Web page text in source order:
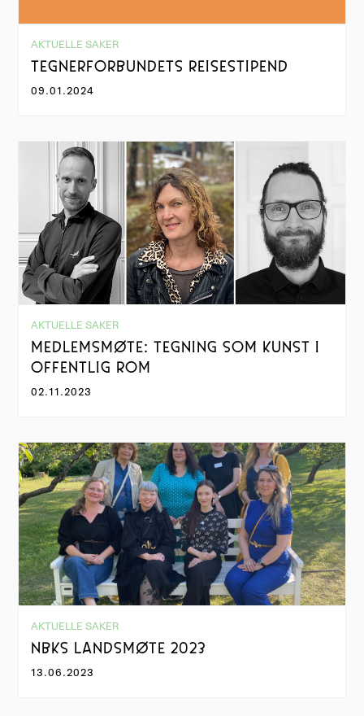
AKTUELLE SAKER
TEGNERFORBUNDETS REISESTIPEND
09.01.2024
AKTUELLE SAKER
MEDLEMSMØTE: TEGNING SOM KUNST I
OFFENTLIG ROM
02.11.2023
AKTUELLE SAKER
NBKS LANDSMØTE 2023
13.06.2023